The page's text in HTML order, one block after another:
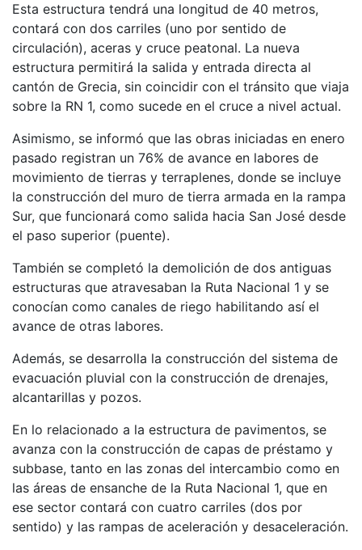
Esta estructura tendrá una longitud de 40 metros,
contará con dos carriles (uno por sentido de
circulación), aceras y cruce peatonal. La nueva
estructura permitirá la salida y entrada directa al
cantón de Grecia, sin coincidir con el tránsito que viaja
sobre la RN 1, como sucede en el cruce a nivel actual.
Asimismo, se informó que las obras iniciadas en enero
pasado registran un 76% de avance en labores de
movimiento de tierras y terraplenes, donde se incluye
la construcción del muro de tierra armada en la rampa
Sur, que funcionará como salida hacia San José desde
el paso superior (puente).
También se completó la demolición de dos antiguas
estructuras que atravesaban la Ruta Nacional 1 y se
conocían como canales de riego habilitando así el
avance de otras labores.
Además, se desarrolla la construcción del sistema de
evacuación pluvial con la construcción de drenajes,
alcantarillas y pozos.
En lo relacionado a la estructura de pavimentos, se
avanza con la construcción de capas de préstamo y
subbase, tanto en las zonas del intercambio como en
las áreas de ensanche de la Ruta Nacional 1, que en
ese sector contará con cuatro carriles (dos por
sentido) y las rampas de aceleración y desaceleración.